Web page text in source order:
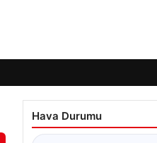
Hava Durumu